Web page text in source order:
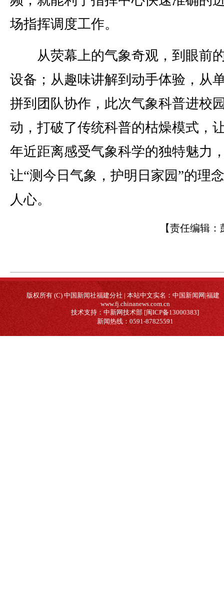
场指挥调度工作。
从荧幕上的气象奇观，到眼前
设备；从趣味讲解到动手体验，从
拼到团队协作，此次气象科普进校
动，打破了传统科普的枯燥模式，
年近距离感受气象科学的独特魅力
让“测今日气象，护明日家园”的理
人心。
【责任编辑：
版权所有 (C) 中国新闻社福建分社 | 本站中文实名：中国新闻网|福建
www.fj.chinanews.com.cn
技术支持：中新网技术部 [闽ICP备13000383]
新闻热线：0591-87825591